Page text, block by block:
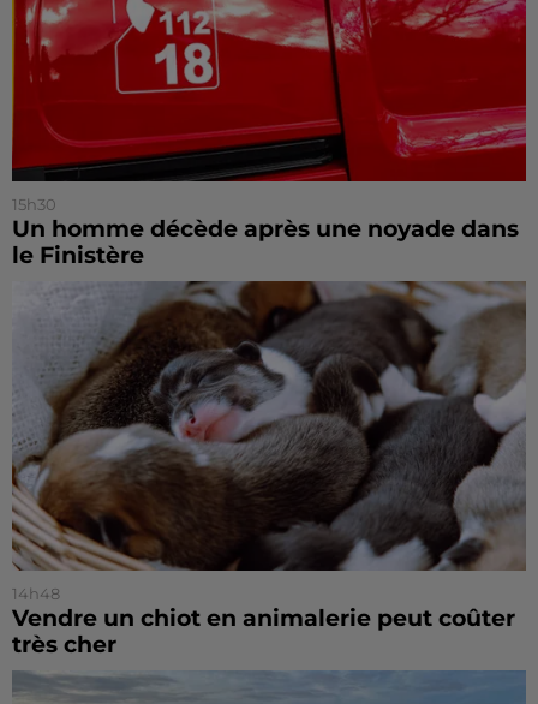
15h30
Un homme décède après une noyade dans
le Finistère
14h48
Vendre un chiot en animalerie peut coûter
très cher